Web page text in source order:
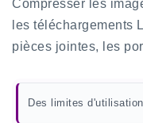
Compresser les
les téléchargements
pièces jointes, les
Des limites